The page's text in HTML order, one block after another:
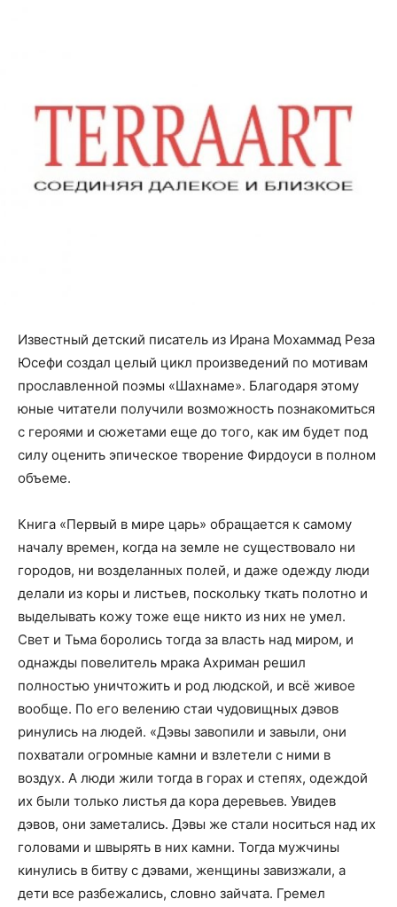
Известный детский писатель из Ирана Мохаммад Реза
Юсефи создал целый цикл произведений по мотивам
прославленной поэмы «Шахнаме». Благодаря этому
юные читатели получили возможность познакомиться
с героями и сюжетами еще до того, как им будет под
силу оценить эпическое творение Фирдоуси в полном
объеме.
Книга «Первый в мире царь» обращается к самому
началу времен, когда на земле не существовало ни
городов, ни возделанных полей, и даже одежду люди
делали из коры и листьев, поскольку ткать полотно и
выделывать кожу тоже еще никто из них не умел.
Свет и Тьма боролись тогда за власть над миром, и
однажды повелитель мрака Ахриман решил
полностью уничтожить и род людской, и всё живое
вообще. По его велению стаи чудовищных дэвов
ринулись на людей. «Дэвы завопили и завыли, они
похватали огромные камни и взлетели с ними в
воздух. А люди жили тогда в горах и степях, одеждой
их были только листья да кора деревьев. Увидев
дэвов, они заметались. Дэвы же стали носиться над их
головами и швырять в них камни. Тогда мужчины
кинулись в битву с дэвами, женщины завизжали, а
дети все разбежались, словно зайчата. Гремел